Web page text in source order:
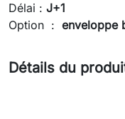
Délai : J+1
Option : enveloppe
Détails du